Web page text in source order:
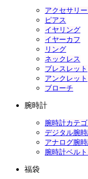
アクセサリ
ピアス
イヤリング
イヤーカフ
リング
ネックレス
ブレスレット
アンクレット
ブローチ
腕時計
腕時計カテ
デジタル腕
アナログ腕
腕時計ベル
福袋